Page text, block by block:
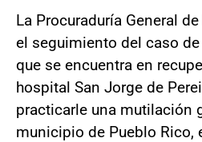
La Procuraduría General
el seguimiento del caso
que se encuentra en
hospital San Jorge de
practicarle una mutilación
municipio de Pueblo Rico,